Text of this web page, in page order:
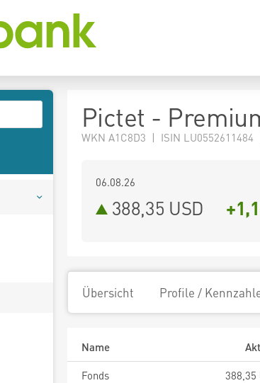
Pictet -
WKN A1C8D3 | ISIN
06.08.26
388,35 USD
Übersicht Profile /
Name
Fonds
388,35